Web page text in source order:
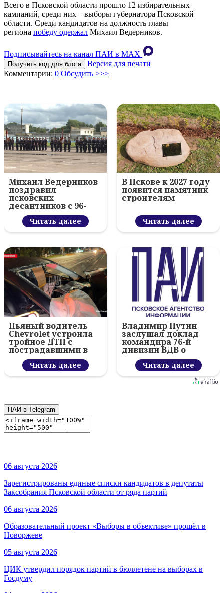
Всего в Псковской области прошло 12 избирательных
кампаний, среди них – выборы губернатора Псковской
области. Среди кандидатов на должность главы
региона победу одержал Михаил Ведерников.
Подписывайтесь на канал ПАИ в MAХ
Получить код для блога
Версия для печати
Комментарии: 0 Обсудить >>>
Михаил Ведерников
поздравил
псковских
десантников с 96-
летием ВДВ и
вручил награды
Читать далее
В Пскове к 2027 году
появится памятник
строителям
Читать далее
Пьяный водитель
Chevrolet устроила
тройное ДТП с
пострадавшими в
Пскове
Читать далее
Владимир Путин
заслушал доклад
командира 76-й
дивизии ВДВ о
боевой обстановке
Читать далее
ПАИ в Telegram
06 августа 2026
Зарегистрированы единые списки кандидатов в депутаты
Заксобрания Псковской области от ряда партий
06 августа 2026
Образовательный проект «Выборы в объективе» прошёл в
Новоржеве
05 августа 2026
ЦИК утвердил порядок партий в бюллетене на выборах в
Госдуму